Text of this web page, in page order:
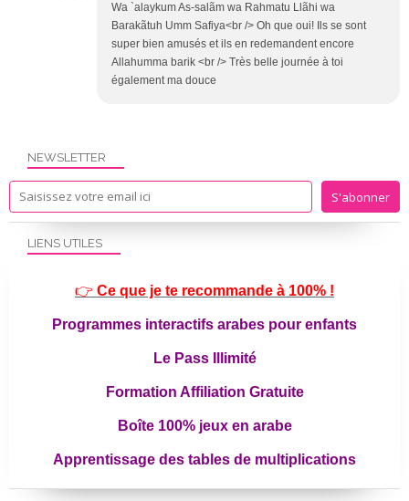
Wa `alaykum As-salãm wa Rahmatu Llãhi wa
Barakãtuh Umm Safiya<br /> Oh que oui! Ils se sont
super bien amusés et ils en redemandent encore
Allahumma barik <br /> Très belle journée à toi
également ma douce
NEWSLETTER
LIENS UTILES
👉 Ce que je te recommande à 100% !
Programmes interactifs arabes pour enfants
Le Pass Illimité
Formation Affiliation Gratuite
Boîte 100% jeux en arabe
Apprentissage des tables de multiplications